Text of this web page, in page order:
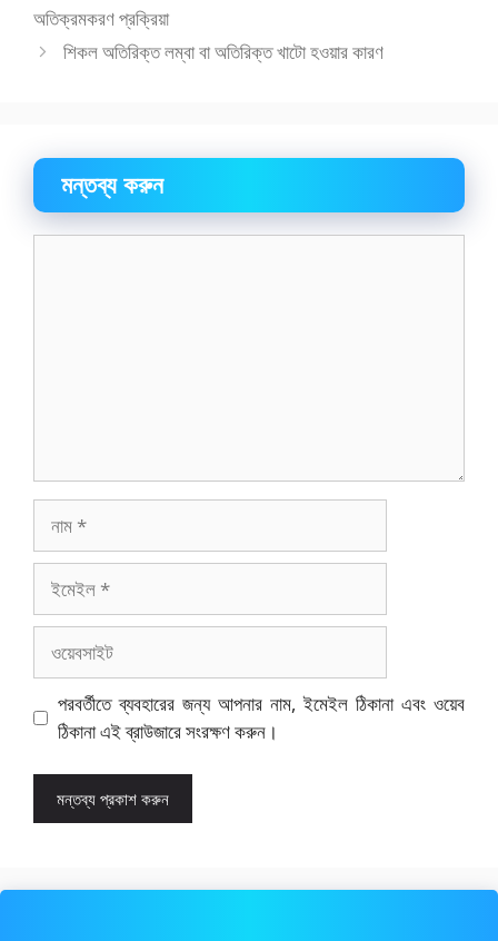
অতিক্রমকরণ প্রক্রিয়া
শিকল অতিরিক্ত লম্বা বা অতিরিক্ত খাটো হওয়ার কারণ
মন্তব্য করুন
ইমেইল
পরবর্তীতে ব্যবহারের জন্য আপনার নাম, ইমেইল ঠিকানা এবং ওয়েব
ঠিকানা এই ব্রাউজারে সংরক্ষণ করুন।